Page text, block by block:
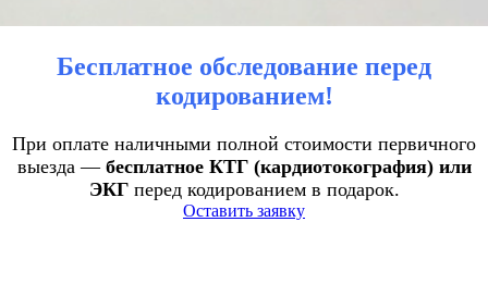
Бесплатное обследование перед
кодированием!
При оплате наличными полной стоимости первичного
выезда — бесплатное КТГ (кардиотокография) или
ЭКГперед кодированием в подарок.
Оставить заявку